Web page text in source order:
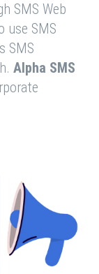
SMS Web
use SMS
SMS
Alpha SMS